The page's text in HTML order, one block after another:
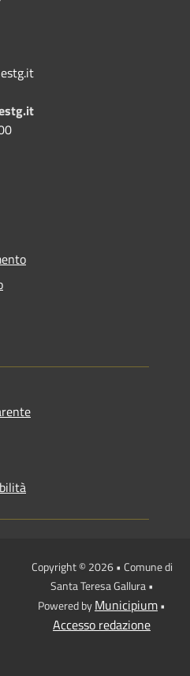
Copyright © 2026 • Comune di
Santa Teresa Gallura •
Powered byMunicipium•
Accesso redazione